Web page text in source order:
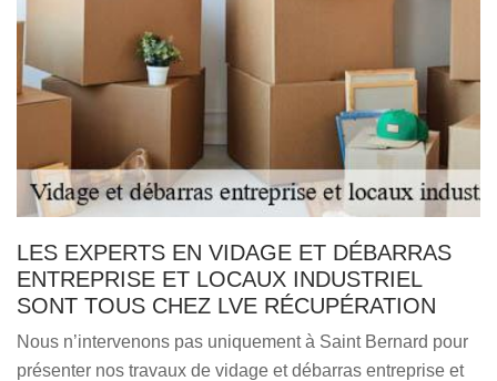
LES EXPERTS EN VIDAGE ET DÉBARRAS
ENTREPRISE ET LOCAUX INDUSTRIEL
SONT TOUS CHEZ LVE RÉCUPÉRATION
Nous n’intervenons pas uniquement à Saint Bernard pour
présenter nos travaux de vidage et débarras entreprise et